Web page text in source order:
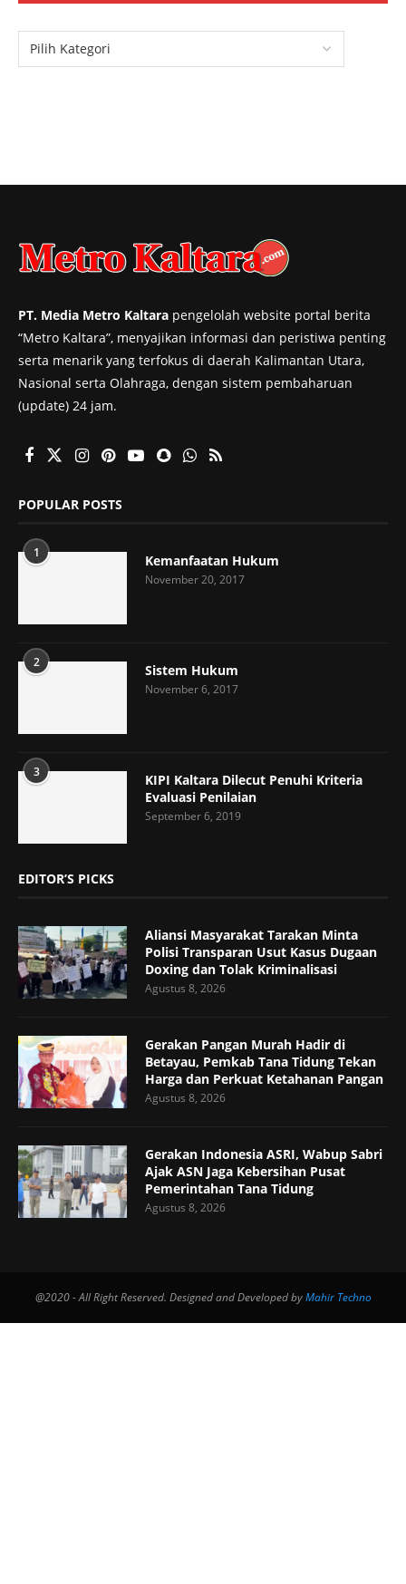
PT. Media Metro Kaltara pengelolah website portal berita
“Metro Kaltara”, menyajikan informasi dan peristiwa penting
serta menarik yang terfokus di daerah Kalimantan Utara,
Nasional serta Olahraga, dengan sistem pembaharuan
(update) 24 jam.
POPULAR POSTS
1 Kemanfaatan Hukum
November 20, 2017
2 Sistem Hukum
November 6, 2017
3
KIPI Kaltara Dilecut Penuhi Kriteria
Evaluasi Penilaian
September 6, 2019
EDITOR’S PICKS
Aliansi Masyarakat Tarakan Minta
Polisi Transparan Usut Kasus Dugaan
Doxing dan Tolak Kriminalisasi
Agustus 8, 2026
Gerakan Pangan Murah Hadir di
Betayau, Pemkab Tana Tidung Tekan
Harga dan Perkuat Ketahanan Pangan
Agustus 8, 2026
Gerakan Indonesia ASRI, Wabup Sabri
Ajak ASN Jaga Kebersihan Pusat
Pemerintahan Tana Tidung
Agustus 8, 2026
@2020 - All Right Reserved. Designed and Developed byMahir Techno